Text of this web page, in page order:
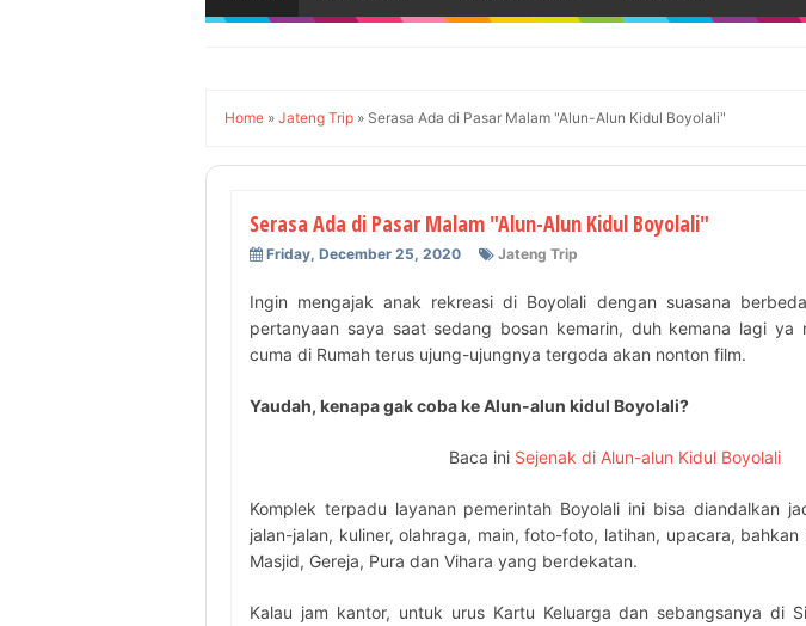
Home » Jateng Trip » Serasa Ada di Pasar Malam "Alun-Alun Kidul Boyolali"
Serasa Ada di Pasar Malam "Alun-Alun Kidul Boyolali"
Friday, December 25, 2020 Jateng Trip
Ingin mengajak anak rekreasi di Boyolali dengan suasana
pertanyaan saya saat sedang bosan kemarin, duh kemana lagi ya
cuma di Rumah terus ujung-ujungnya tergoda akan nonton film.
Yaudah, kenapa gak coba ke Alun-alun kidul Boyolali?
Baca ini Sejenak di Alun-alun Kidul Boyolali
Komplek terpadu layanan pemerintah Boyolali ini bisa diandalkan
jalan-jalan, kuliner, olahraga, main, foto-foto, latihan, upacara,
Masjid, Gereja, Pura dan Vihara yang berdekatan.
Kalau jam kantor, untuk urus Kartu Keluarga dan sebangsanya di